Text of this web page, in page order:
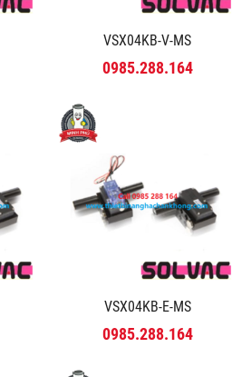
VSX04KB-V-MS
0985.288.164
VSX04KB-E-MS
0985.288.164